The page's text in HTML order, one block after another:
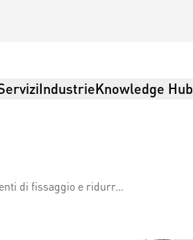
IndustrieKnowledge Hub
e ridurre al minimo i rischi